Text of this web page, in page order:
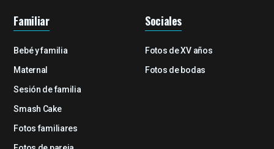
Familiar
Bebé y familia
Maternal
Sesión de familia
Smash Cake
Fotos familiares
Sociales
Fotos de XV años
Fotos de bodas